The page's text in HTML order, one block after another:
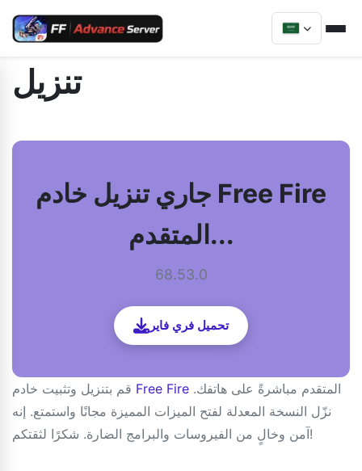
تنزيل
جاري تنزيل خادم Free Fire
المتقدم...
68.53.0
تحميل فري فاير
Free Fire
نزّل النسخة المعدلة لفتح الميزات المميزة مجانًا واستمتع. إنه
آمن وخالٍ من الفيروسات والبرامج الضارة. شكرًا لثقتكم!